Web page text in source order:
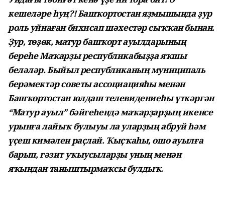
кешеләре һуң?! Башҡортостан яҙмышында ҙур
роль уйнаған бихисап шәхестәр сыҡҡан бынан.
Ҙур, төҙөк, матур башҡорт ауылдарының
береһе Маҡарҙы республикабыҙҙа яҡшы
беләләр. Быйыл республиканың муниципаль
берәмектәр советы ассоциацияһы менән
Башҡортостан юлдаш телевидениеһы үткәргән
“Матур ауыл” бәйгеһендә маҡарҙарҙың икенсе
урынға лайыҡ булыуы ла уларҙың абруй һәм
үҫеш кимәлен раҫлай. Ҡыҫҡаһы, ошо ауылға
барып, гәзит уҡыусыларҙы уның менән
яҡындан таныштырмаҡсы булдыҡ.